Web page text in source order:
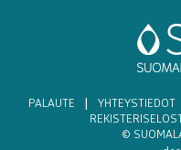
PALAUTE | YHTEYSTIEDOT
©